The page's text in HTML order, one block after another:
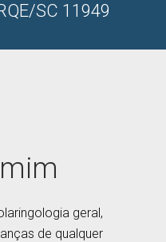
SC 11949
geral,
de qualquer